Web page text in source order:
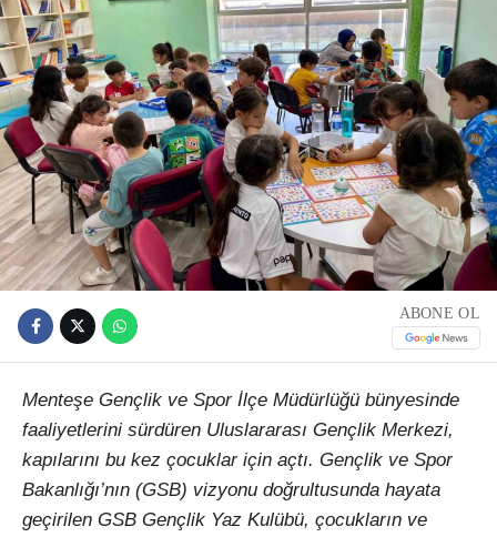
ABONE OL
Menteşe Gençlik ve Spor İlçe Müdürlüğü bünyesinde
faaliyetlerini sürdüren Uluslararası Gençlik Merkezi,
kapılarını bu kez çocuklar için açtı. Gençlik ve Spor
Bakanlığı’nın (GSB) vizyonu doğrultusunda hayata
geçirilen GSB Gençlik Yaz Kulübü, çocukların ve